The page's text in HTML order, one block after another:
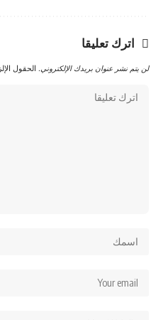
اترك تعليقا
لن يتم نشر عنوان بريدك الإلكتروني. الحقول